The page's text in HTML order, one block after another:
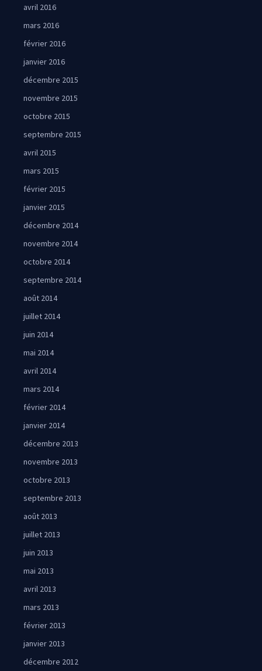
avril 2016
mars 2016
février 2016
janvier 2016
décembre 2015
novembre 2015
octobre 2015
septembre 2015
avril 2015
mars 2015
février 2015
janvier 2015
décembre 2014
novembre 2014
octobre 2014
septembre 2014
août 2014
juillet 2014
juin 2014
mai 2014
avril 2014
mars 2014
février 2014
janvier 2014
décembre 2013
novembre 2013
octobre 2013
septembre 2013
août 2013
juillet 2013
juin 2013
mai 2013
avril 2013
mars 2013
février 2013
janvier 2013
décembre 2012